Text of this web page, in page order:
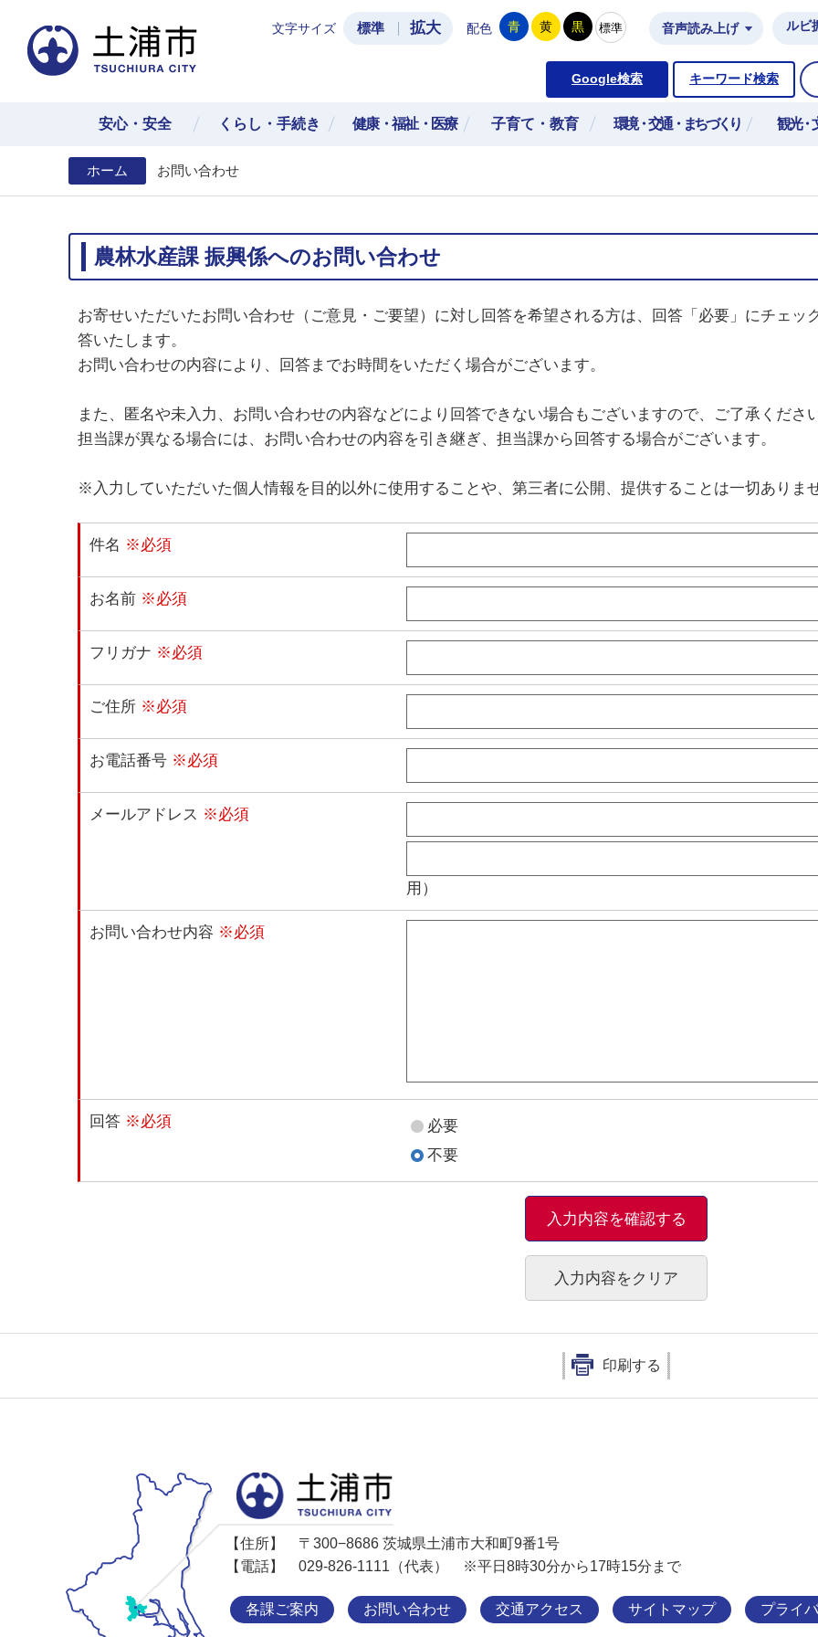
土浦市公式ホームページ
文字サイズ 標準 拡大 配色 青 黄 黒 標準 音声読み上げ ルビ
Google検索 キーワード検索
安心・安全 くらし・手続き 健康・福祉・医療 子育て・教育 環境・交通・まちづくり 観光・
ホーム お問い合わせ
農林水産課 振興係へのお問い合わせ
お寄せいただいたお問い合わせ（ご意見・ご要望）に対し回答を希望される方は、回答「必要」にチェ
答いたします。
お問い合わせの内容により、回答までお時間をいただく場合がございます。
また、匿名や未入力、お問い合わせの内容などにより回答できない場合もございますので、ご了承くださ
担当課が異なる場合には、お問い合わせの内容を引き継ぎ、担当課から回答する場合がございます。
※入力していただいた個人情報を目的以外に使用することや、第三者に公開、提供することは一切ありま
件名 ※必須
お名前 ※必須
フリガナ ※必須
ご住所 ※必須
お電話番号 ※必須
メールアドレス ※必須
用）
お問い合わせ内容 ※必須
回答 ※必須
必要
不要
印刷する
【住所】
〒300−8686 茨城県土浦市大和町9番1号
【電話】
029-826-1111（代表） ※平日8時30分から17時15分まで
各課ご案内 お問い合わせ 交通アクセス サイトマップ プライ